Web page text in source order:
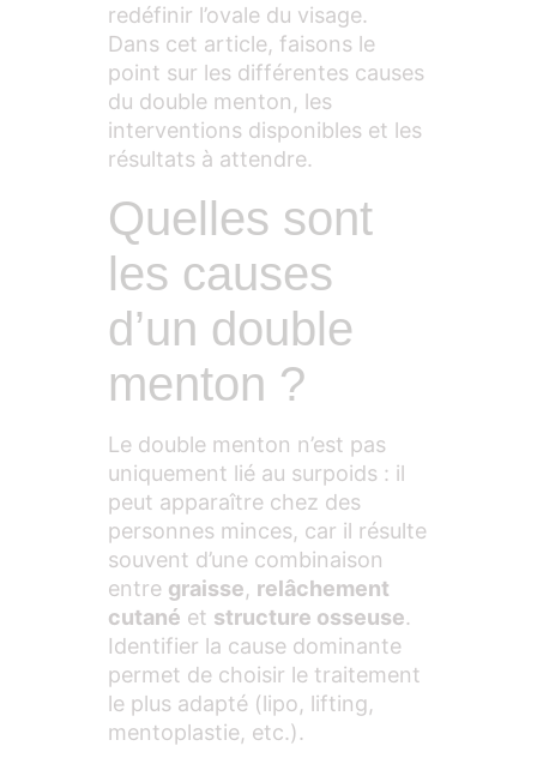
redéfinir l’ovale du visage.
Dans cet article, faisons le
point sur les différentes causes
du double menton, les
interventions disponibles et les
résultats à attendre.
Quelles sont
les causes
d’un double
menton ?
Le double menton n’est pas
uniquement lié au surpoids : il
peut apparaître chez des
personnes minces, car il résulte
souvent d’une combinaison
entre graisse, relâchement
cutané et structure osseuse.
Identifier la cause dominante
permet de choisir le traitement
le plus adapté (lipo, lifting,
mentoplastie, etc.).